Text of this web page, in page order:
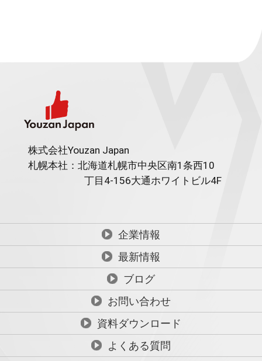
株式会社Youzan Japan
札幌本社：北海道札幌市中央区南1条西10
丁目4-156大通ホワイトビル4F
企業情報
最新情報
ブログ
お問い合わせ
資料ダウンロード
よくある質問